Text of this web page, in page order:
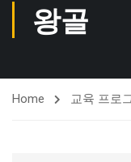
왕골
Home 교육 프로